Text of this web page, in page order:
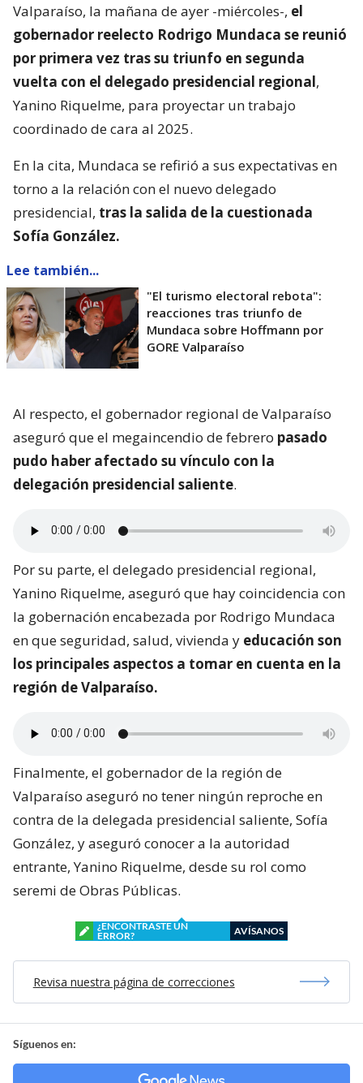
Valparaíso, la mañana de ayer -miércoles-, el
gobernador reelecto Rodrigo Mundaca se reunió
por primera vez tras su triunfo en segunda
vuelta con el delegado presidencial regional,
Yanino Riquelme, para proyectar un trabajo
coordinado de cara al 2025.
En la cita, Mundaca se refirió a sus expectativas en
torno a la relación con el nuevo delegado
presidencial, tras la salida de la cuestionada
Sofía González.
Lee también...
"El turismo electoral rebota":
reacciones tras triunfo de
Mundaca sobre Hoffmann por
GORE Valparaíso
Al respecto, el gobernador regional de Valparaíso
aseguró que el megaincendio de febrero pasado
pudo haber afectado su vínculo con la
delegación presidencial saliente.
Por su parte, el delegado presidencial regional,
Yanino Riquelme, aseguró que hay coincidencia con
la gobernación encabezada por Rodrigo Mundaca
en que seguridad, salud, vivienda y educación son
los principales aspectos a tomar en cuenta en la
región de Valparaíso.
Finalmente, el gobernador de la región de
Valparaíso aseguró no tener ningún reproche en
contra de la delegada presidencial saliente, Sofía
González, y aseguró conocer a la autoridad
entrante, Yanino Riquelme, desde su rol como
seremi de Obras Públicas.
¿ENCONTRASTE UN
ERROR?
AVÍSANOS
Revisa nuestra página de correcciones
Síguenos en: